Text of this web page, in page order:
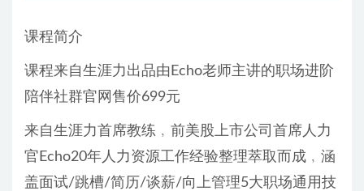
课程简介
课程来自生涯力出品由Echo老师主讲的职场进阶
陪伴社群官网售价699元
来自生涯力首席教练﹐前美股上市公司首席人力
官Echo20年人力资源工作经验整理萃取而成﹐涵
盖面试/跳槽/简历/谈薪/向上管理5大职场通用技